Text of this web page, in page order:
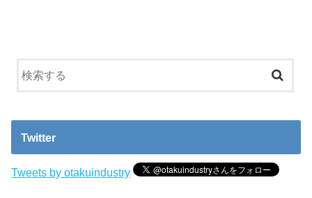
Twitter
Tweets by otakuindustry